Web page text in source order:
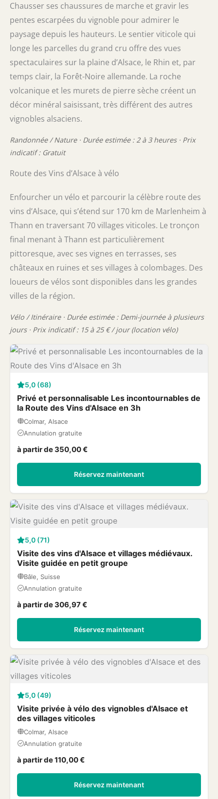
Chausser ses chaussures de marche et gravir les
pentes escarpées du vignoble pour admirer le
paysage depuis les hauteurs. Le sentier viticole qui
longe les parcelles du grand cru offre des vues
spectaculaires sur la plaine d’Alsace, le Rhin et, par
temps clair, la Forêt-Noire allemande. La roche
volcanique et les murets de pierre sèche créent un
décor minéral saisissant, très différent des autres
vignobles alsaciens.
Randonnée / Nature · Durée estimée : 2 à 3 heures · Prix
indicatif : Gratuit
Route des Vins d’Alsace à vélo
Enfourcher un vélo et parcourir la célèbre route des
vins d’Alsace, qui s’étend sur 170 km de Marlenheim à
Thann en traversant 70 villages viticoles. Le tronçon
final menant à Thann est particulièrement
pittoresque, avec ses vignes en terrasses, ses
châteaux en ruines et ses villages à colombages. Des
loueurs de vélos sont disponibles dans les grandes
villes de la région.
Vélo / Itinéraire · Durée estimée : Demi-journée à plusieurs
jours · Prix indicatif : 15 à 25 € / jour (location vélo)
5,0 (68)
Privé et personnalisable Les incontournables de
la Route des Vins d'Alsace en 3h
Colmar, Alsace
Annulation gratuite
à partir de 350,00 €
Réservez maintenant
5,0 (71)
Visite des vins d'Alsace et villages médiévaux.
Visite guidée en petit groupe
Bâle, Suisse
Annulation gratuite
à partir de 306,97 €
Réservez maintenant
5,0 (49)
Visite privée à vélo des vignobles d'Alsace et
des villages viticoles
Colmar, Alsace
Annulation gratuite
à partir de 110,00 €
Réservez maintenant